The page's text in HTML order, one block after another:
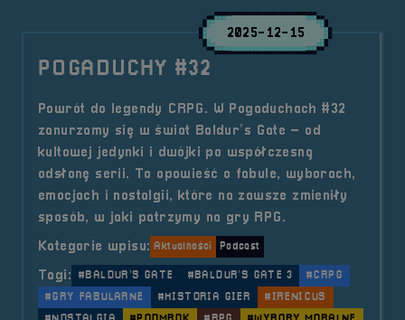
2025-12-15
POGADUCHY #32
Powrót do legendy CRPG. W Pogaduchach #32
zanurzamy się w świat Baldur’s Gate – od
kultowej jedynki i dwójki po współczesną
odsłonę serii. To opowieść o fabule, wyborach,
emocjach i nostalgii, które na zawsze zmieniły
sposób, w jaki patrzymy na gry RPG.
Kategorie wpisu: Aktualności Podcast
Tagi: #BALDUR’S GATE #BALDUR’S GATE 3
#CRPG
#GRY FABULARNE
#HISTORIA GIER
#IRENICUS